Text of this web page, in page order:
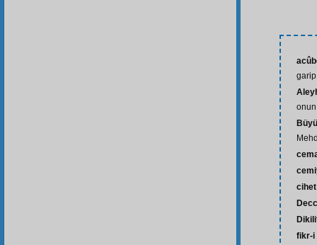
garip
cihet
fikr-i